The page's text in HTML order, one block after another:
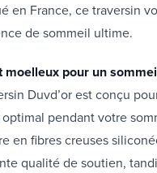
en France, ce traversin
de sommeil ultime.
moelleux pour un
Duvd’or est conçu
pendant votre
en fibres creuses
qualité de soutien,